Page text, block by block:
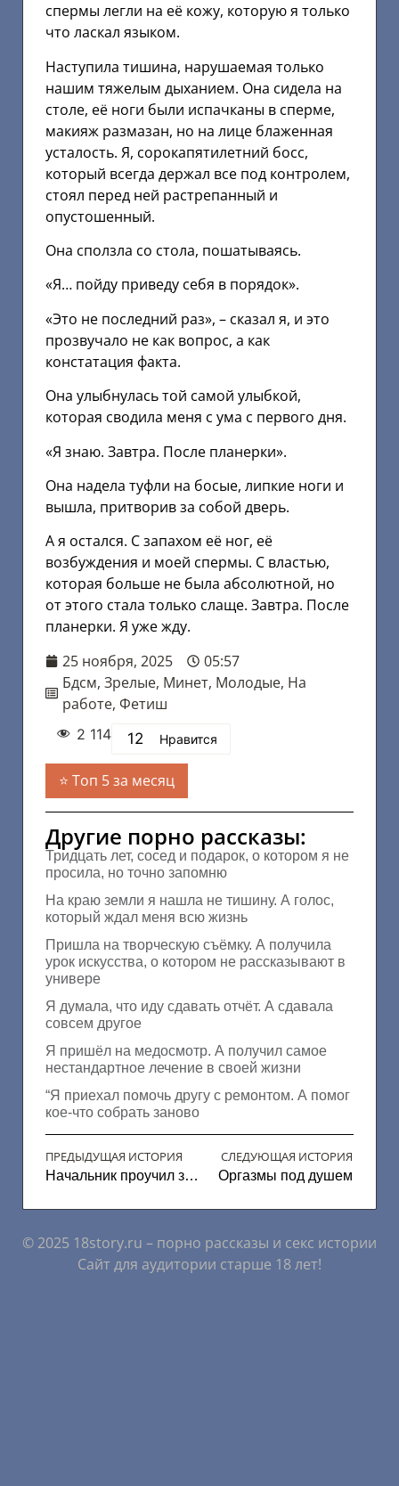
спермы легли на её кожу, которую я только
что ласкал языком.
Наступила тишина, нарушаемая только
нашим тяжелым дыханием. Она сидела на
столе, её ноги были испачканы в сперме,
макияж размазан, но на лице блаженная
усталость. Я, сорокапятилетний босс,
который всегда держал все под контролем,
стоял перед ней растрепанный и
опустошенный.
Она сползла со стола, пошатываясь.
«Я… пойду приведу себя в порядок».
«Это не последний раз», – сказал я, и это
прозвучало не как вопрос, а как
констатация факта.
Она улыбнулась той самой улыбкой,
которая сводила меня с ума с первого дня.
«Я знаю. Завтра. После планерки».
Она надела туфли на босые, липкие ноги и
вышла, притворив за собой дверь.
А я остался. С запахом её ног, её
возбуждения и моей спермы. С властью,
которая больше не была абсолютной, но
от этого стала только слаще. Завтра. После
планерки. Я уже жду.
25 ноября, 2025
05:57
Бдсм, Зрелые, Минет, Молодые, На
работе, Фетиш
2 114 12 Нравится
Топ 5 за месяц
Другие порно рассказы:
Тридцать лет, сосед и подарок, о котором я не
просила, но точно запомню
На краю земли я нашла не тишину. А голос,
который ждал меня всю жизнь
Пришла на творческую съёмку. А получила
урок искусства, о котором не рассказывают в
универе
Я думала, что иду сдавать отчёт. А сдавала
совсем другое
Я пришёл на медосмотр. А получил самое
нестандартное лечение в своей жизни
“Я приехал помочь другу с ремонтом. А помог
кое-что собрать заново
ПРЕДЫДУЩАЯ ИСТОРИЯ
Начальник проучил за опоздание
СЛЕДУЮЩАЯ ИСТОРИЯ
Оргазмы под душем
© 2025 18story.ru – порно рассказы и секс истории
Сайт для аудитории старше 18 лет!